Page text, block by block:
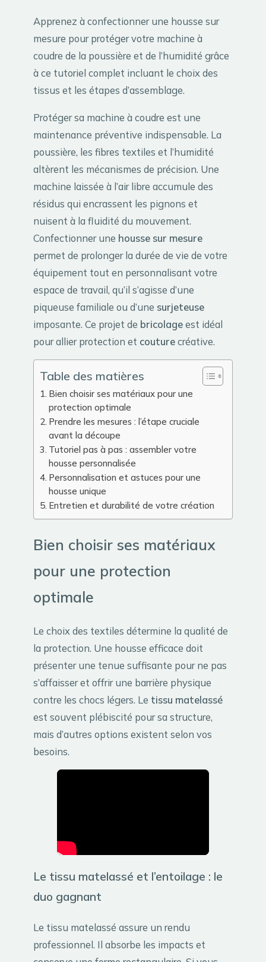
Apprenez à confectionner une housse sur
mesure pour protéger votre machine à
coudre de la poussière et de l’humidité grâce
à ce tutoriel complet incluant le choix des
tissus et les étapes d’assemblage.
Protéger sa machine à coudre est une
maintenance préventive indispensable. La
poussière, les fibres textiles et l’humidité
altèrent les mécanismes de précision. Une
machine laissée à l’air libre accumule des
résidus qui encrassent les pignons et
nuisent à la fluidité du mouvement.
Confectionner une housse sur mesure
permet de prolonger la durée de vie de votre
équipement tout en personnalisant votre
espace de travail, qu’il s’agisse d’une
piqueuse familiale ou d’une surjeteuse
imposante. Ce projet de bricolageest idéal
pour allier protection et couturecréative.
Table des matières
Bien choisir ses matériaux pour une
protection optimale
Prendre les mesures : l’étape cruciale
avant la découpe
Tutoriel pas à pas : assembler votre
housse personnalisée
Personnalisation et astuces pour une
housse unique
Entretien et durabilité de votre création
Bien choisir ses matériaux
pour une protection
optimale
Le choix des textiles détermine la qualité de
la protection. Une housse efficace doit
présenter une tenue suffisante pour ne pas
s’affaisser et offrir une barrière physique
contre les chocs légers. Le tissu matelassé
est souvent plébiscité pour sa structure,
mais d’autres options existent selon vos
besoins.
Le tissu matelassé et l’entoilage : le
duo gagnant
Le tissu matelassé assure un rendu
professionnel. Il absorbe les impacts et